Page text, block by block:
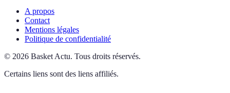
A propos
Contact
Mentions légales
Politique de confidentialité
© 2026 Basket Actu. Tous droits réservés.
Certains liens sont des liens affiliés.